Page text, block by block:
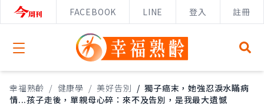
FACEBOOK LINE 登入 註冊
Open menu
幸福熟齡 / 健康學 / 美好告別 / 獨子癌末，她強忍淚水瞞病
情...孩子走後，單親母心碎：來不及告別，是我最大遺憾